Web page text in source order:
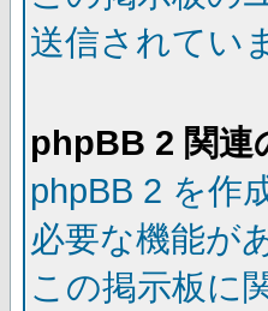
送信されてい
phpBB 2 関連
phpBB 2 を作
必要な機能が
この掲示板に